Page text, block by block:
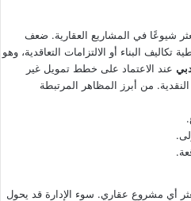
شيوعًا في المشاريع العقارية. ضعف
البناء أو الالتزامات التعاقدية، وهو
عند الاعتماد على خطط تمويل غير
من أبرز المظاهر المرتبطة
أي مشروع عقاري. سوء الإدارة قد يحول